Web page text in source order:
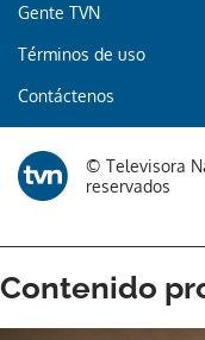
Gente TVN
Términos de uso
Contáctenos
© Televisora
reservados